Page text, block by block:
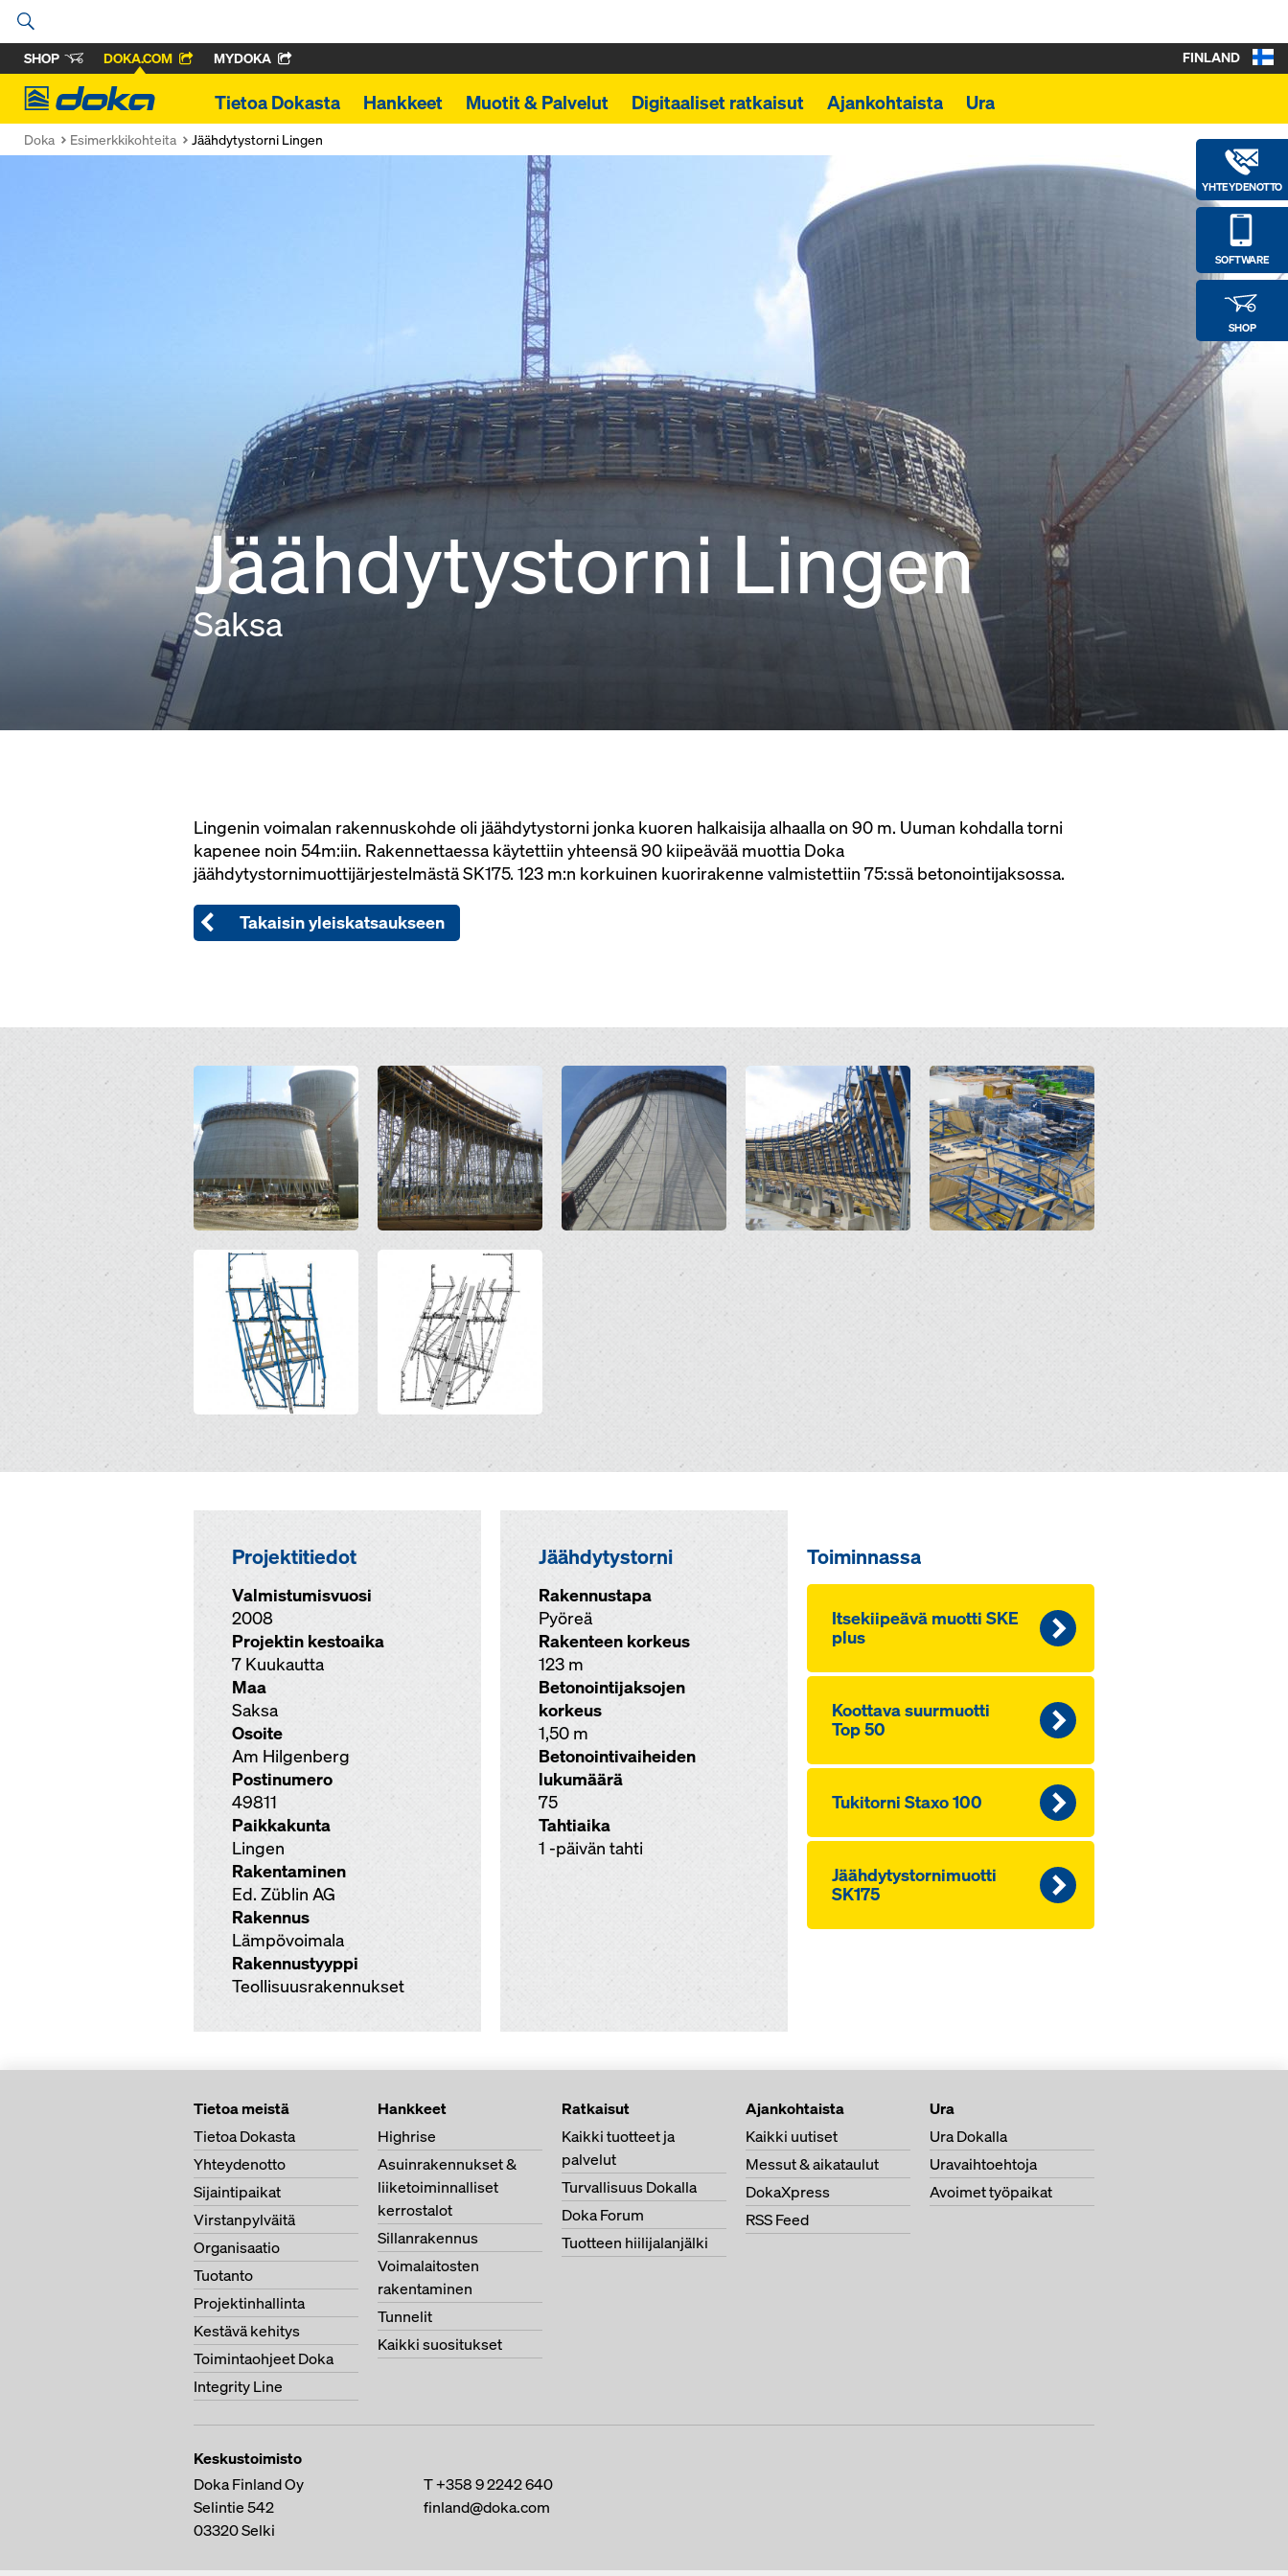
SHOP DOKA.COM MYDOKA
Doka
Tietoa Dokasta Hankkeet Muotit & Palvelut Digitaaliset ratkaisut Ajankohtaista Ura
YHTEYDENOTTO
SOFTWARE
SHOP
FINLAND
Doka Esimerkkikohteita Jäähdytystorni Lingen
Jäähdytystorni Lingen
Saksa
Lingenin voimalan rakennuskohde oli jäähdytystorni jonka kuoren halkaisija alhaalla on 90 m. Uuman kohdalla torni
kapenee noin 54m:iin. Rakennettaessa käytettiin yhteensä 90 kiipeävää muottia Doka
jäähdytystornimuottijärjestelmästä SK175. 123 m:n korkuinen kuorirakenne valmistettiin 75:ssä betonointijaksossa.
Takaisin yleiskatsaukseen
Open Open Open Open Open
Open
Projektitiedot
Valmistumisvuosi
2008
Projektin kestoaika
7 Kuukautta
Maa
Saksa
Osoite
Am Hilgenberg
Postinumero
49811
Paikkakunta
Lingen
Rakentaminen
Ed. Züblin AG
Rakennus
Lämpövoimala
Rakennustyyppi
Teollisuusrakennukset
Jäähdytystorni
Rakennustapa
Pyöreä
Rakenteen korkeus
123 m
Betonointijaksojen
korkeus
1,50 m
Betonointivaiheiden
lukumäärä
75
Tahtiaika
1 -päivän tahti
Toiminnassa
It­se­kii­peä­vä muot­ti SKE
plus
Koot­ta­va suur­muot­ti
Top 50
Tu­ki­tor­ni Staxo 100
Jääh­dy­tys­tor­ni­muot­ti
SK175
Tietoa meistä
Tietoa Dokasta
Yhteydenotto
Sijaintipaikat
Virstanpylväitä
Organisaatio
Tuotanto
Projektinhallinta
Kestävä kehitys
Toimintaohjeet Doka
Integrity Line
Hankkeet
Highrise
Asuinrakennukset &
liiketoiminnalliset
kerrostalot
Sillanrakennus
Voimalaitosten
rakentaminen
Tunnelit
Kaikki suositukset
Ratkaisut
Kaikki tuotteet ja
palvelut
Turvallisuus Dokalla
Doka Forum
Tuotteen hiilijalanjälki
Ajankohtaista
Kaikki uutiset
Messut & aikataulut
DokaXpress
RSS Feed
Ura
Ura Dokalla
Uravaihtoehtoja
Avoimet työpaikat
Keskustoimisto
Doka Finland Oy
Selintie 542
03320Selki
T+358 9 2242 640
finland@doka.com